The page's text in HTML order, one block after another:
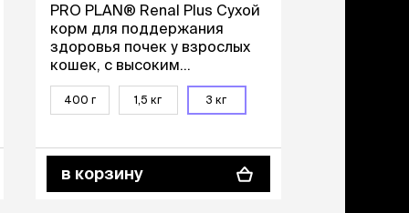
PRO PLAN® Renal Plus Сухой
корм для поддержания
здоровья почек у взрослых
кошек, с высоким
содержанием курицы, 3 кг
400 г 1,5 кг 3 кг
в корзину